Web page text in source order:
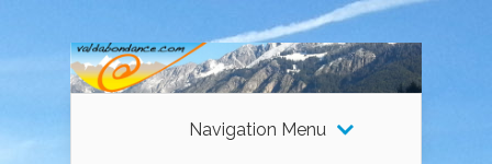
Navigation Menu